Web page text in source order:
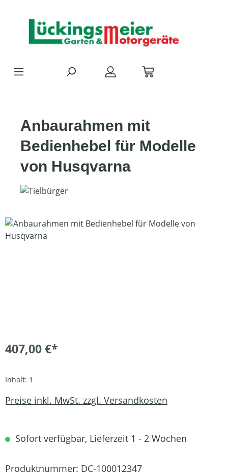
Anbaurahmen mit
Bedienhebel für Modelle
von Husqvarna
Bildergalerie überspringen
407,00 €*
Inhalt: 1
Preise inkl. MwSt. zzgl. Versandkosten
Sofort verfügbar, Lieferzeit 1 - 2 Wochen
Produktnummer: DC-100012347